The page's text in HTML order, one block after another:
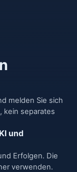
melden Sie sich
kein separates
und
Erfolgen. Die
verwenden.